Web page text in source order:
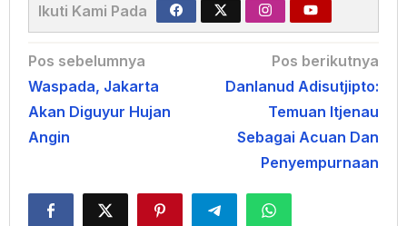
Ikuti Kami Pada
Navigasi
pos
Pos sebelumnya
Waspada, Jakarta
Akan Diguyur Hujan
Angin
Pos berikutnya
Danlanud Adisutjipto:
Temuan Itjenau
Sebagai Acuan Dan
Penyempurnaan